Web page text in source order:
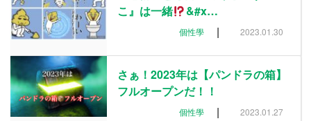
こ』は一緒
&#x…
個性學 | 2023.01.30
さぁ！2023年は【パンドラの箱】
フルオープンだ！！
個性學 | 2023.01.27